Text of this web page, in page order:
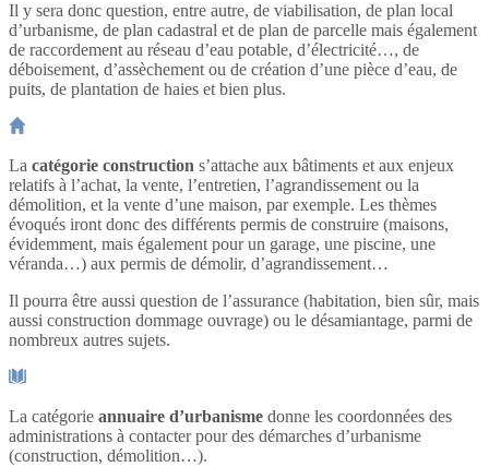
Il y sera donc question, entre autre, de viabilisation, de plan local
d’urbanisme, de plan cadastral et de plan de parcelle mais également
de raccordement au réseau d’eau potable, d’électricité…, de
déboisement, d’assèchement ou de création d’une pièce d’eau, de
puits, de plantation de haies et bien plus.
La catégorie construction s’attache aux bâtiments et aux enjeux
relatifs à l’achat, la vente, l’entretien, l’agrandissement ou la
démolition, et la vente d’une maison, par exemple. Les thèmes
évoqués iront donc des différents permis de construire (maisons,
évidemment, mais également pour un garage, une piscine, une
véranda…) aux permis de démolir, d’agrandissement…
Il pourra être aussi question de l’assurance (habitation, bien sûr, mais
aussi construction dommage ouvrage) ou le désamiantage, parmi de
nombreux autres sujets.
La catégorie annuaire d’urbanisme donne les coordonnées des
administrations à contacter pour des démarches d’urbanisme
(construction, démolition…).